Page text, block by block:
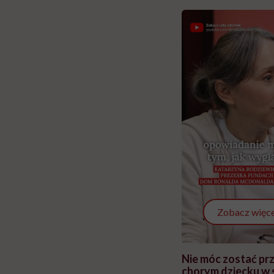
Zobacz
Nie móc zostać
chorym dziecku w